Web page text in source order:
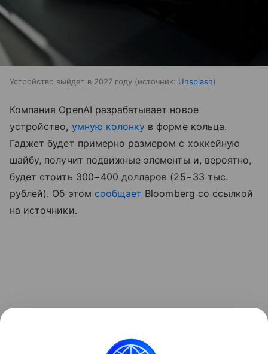
Устройство выйдет в 2027 году источник: Unsplash
Компания OpenAI разрабатывает новое
устройство, умную колонку в форме кольца.
Гаджет будет примерно размером с хоккейную
шайбу, получит подвижные элементы и, вероятно,
будет стоить 300−400 долларов (25−33 тыс.
рублей). Об этом сообщает Bloomberg со ссылкой
на источники.